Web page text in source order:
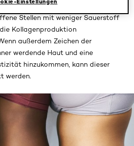
unter der Haut. Dies
Stellen mit weniger Sauerstoff
Kollagenproduktion
außerdem Zeichen der
werdende Haut und eine
hinzukommen, kann dieser
werden.